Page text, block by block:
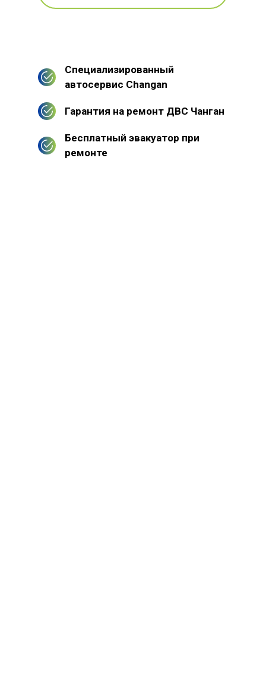
Специализированный
автосервис Changan
Гарантия на ремонт ДВС Чанган
Бесплатный эвакуатор при
ремонте